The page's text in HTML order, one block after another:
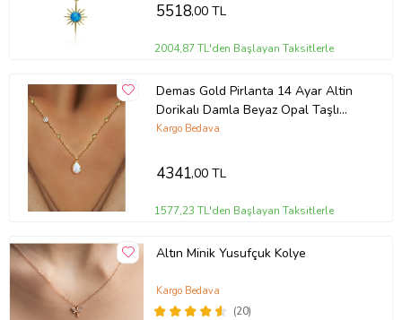
5518,00 TL
2004,87 TL'den Başlayan Taksitlerle
Demas Gold Pirlanta 14 Ayar Altin
Dorikalı Damla Beyaz Opal Taşlı
Kolye
Kargo Bedava
4341,00 TL
1577,23 TL'den Başlayan Taksitlerle
Altın Minik Yusufçuk Kolye
(20)
Kargo Bedava